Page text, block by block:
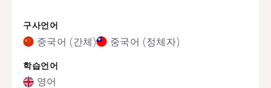
구사언어
중국어 (간체) 중국어 (정체자)
학습언어
영어